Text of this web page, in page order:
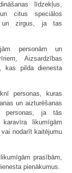
līdzekļus,
un citus speciālos
un zirgus, ja tas
personām un
Aizsardzības
kas pilda dienesta
personas, kuras
un aizturēšanas
personas, ja tās
likumīgām
nodarīt kaitējumu
prasībām,
pienākumus.